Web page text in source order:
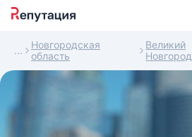
Новгородская
область
Великий
Новгород